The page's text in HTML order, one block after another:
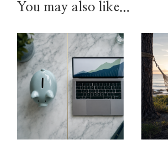
You may also like...